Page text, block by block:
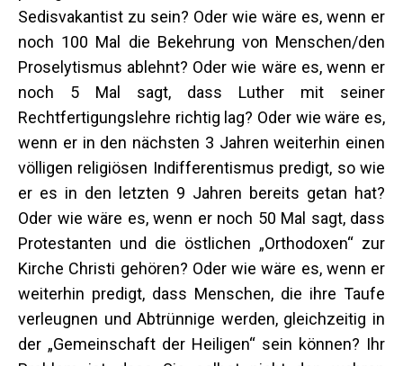
Sedisvakantist zu sein? Oder wie wäre es, wenn er
noch 100 Mal die Bekehrung von Menschen/den
Proselytismus ablehnt? Oder wie wäre es, wenn er
noch 5 Mal sagt, dass Luther mit seiner
Rechtfertigungslehre richtig lag? Oder wie wäre es,
wenn er in den nächsten 3 Jahren weiterhin einen
völligen religiösen Indifferentismus predigt, so wie
er es in den letzten 9 Jahren bereits getan hat?
Oder wie wäre es, wenn er noch 50 Mal sagt, dass
Protestanten und die östlichen „Orthodoxen“ zur
Kirche Christi gehören? Oder wie wäre es, wenn er
weiterhin predigt, dass Menschen, die ihre Taufe
verleugnen und Abtrünnige werden, gleichzeitig in
der „Gemeinschaft der Heiligen“ sein können? Ihr